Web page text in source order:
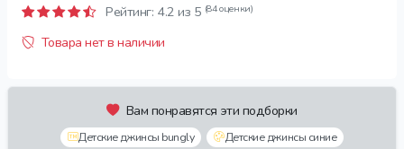
Рейтинг: 4.2 из 5 (84 оценки)
Товара нет в наличии
Вам понравятся эти подборки
Детские джинсы bungly
Детские джинсы синие